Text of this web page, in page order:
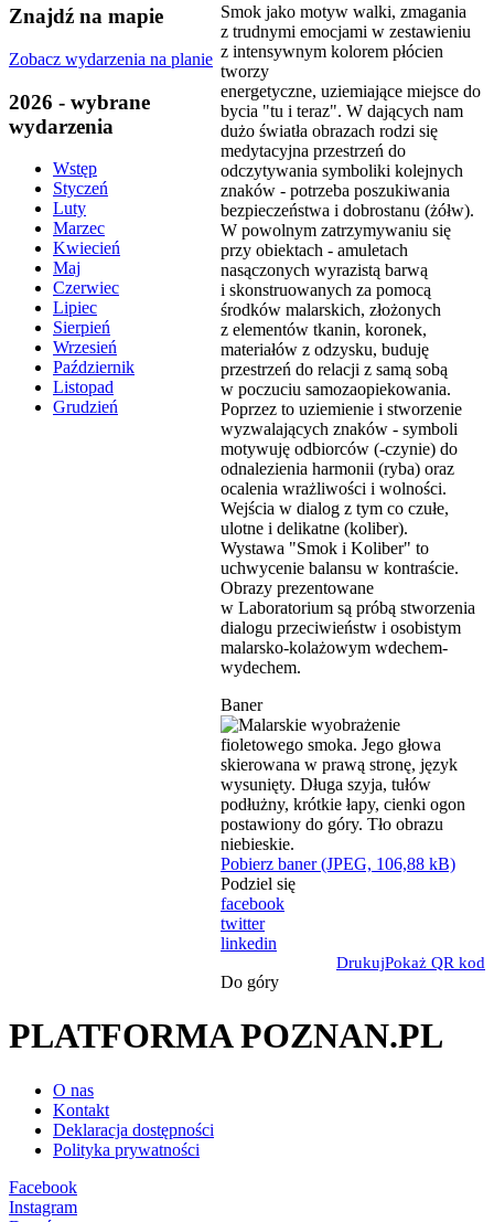
Znajdź na mapie
Zobacz wydarzenia na planie
2026 - wybrane
wydarzenia
Wstęp
Styczeń
Luty
Marzec
Kwiecień
Maj
Czerwiec
Lipiec
Sierpień
Wrzesień
Październik
Listopad
Grudzień
Smok jako motyw walki, zmagania
z trudnymi emocjami w zestawieniu
z intensywnym kolorem płócien
tworzy
energetyczne, uziemiające miejsce do
bycia "tu i teraz". W dających nam
dużo światła obrazach rodzi się
medytacyjna przestrzeń do
odczytywania symboliki kolejnych
znaków - potrzeba poszukiwania
bezpieczeństwa i dobrostanu (żółw).
W powolnym zatrzymywaniu się
przy obiektach - amuletach
nasączonych wyrazistą barwą
i skonstruowanych za pomocą
środków malarskich, złożonych
z elementów tkanin, koronek,
materiałów z odzysku, buduję
przestrzeń do relacji z samą sobą
w poczuciu samozaopiekowania.
Poprzez to uziemienie i stworzenie
wyzwalających znaków - symboli
motywuję odbiorców (-czynie) do
odnalezienia harmonii (ryba) oraz
ocalenia wrażliwości i wolności.
Wejścia w dialog z tym co czułe,
ulotne i delikatne (koliber).
Wystawa "Smok i Koliber" to
uchwycenie balansu w kontraście.
Obrazy prezentowane
w Laboratorium są próbą stworzenia
dialogu przeciwieństw i osobistym
malarsko-kolażowym wdechem-
wydechem.
Baner
Pobierz baner (JPEG, 106,88 kB)
Podziel się
facebook
twitter
linkedin
DrukujPokaż QR kod
Do góry
PLATFORMA POZNAN.PL
O nas
Kontakt
Deklaracja dostępności
Polityka prywatności
Facebook
Instagram